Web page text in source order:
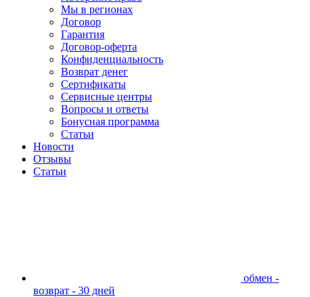
Мы в регионах
Договор
Гарантия
Договор-оферта
Конфиденциальность
Возврат денег
Сертификаты
Сервисные центры
Вопросы и ответы
Бонусная программа
Статьи
Новости
Отзывы
Статьи
обмен -
возврат - 30 дней